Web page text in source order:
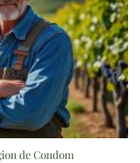
de Condom